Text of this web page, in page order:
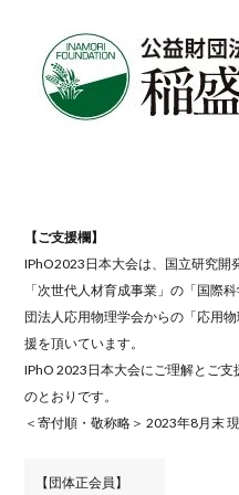
【ご支援欄】
IPhO2023日本大会は、国立研究開
「次世代人材育成事業」の「国際
団法人応用物理学会からの「応用
援を頂いています。
IPhO 2023日本大会にご理解とご
のとおりです。
＜寄付順・敬称略＞ 2023年8月末
【団体正会員】